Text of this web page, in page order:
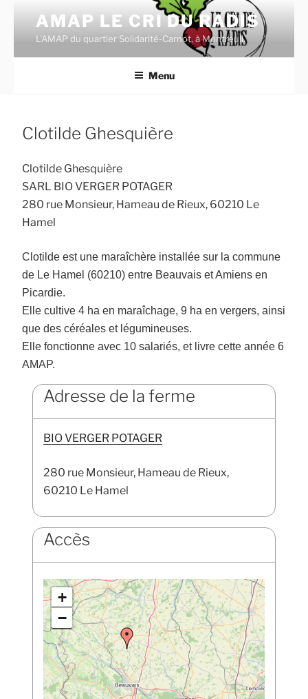
contenu
principal
AMAP LE CRI DU RADIS
L'AMAP du quartier Solidarité-Carnot, à Montreuil.
Menu
Clotilde Ghesquière
Clotilde Ghesquière
SARL BIO VERGER POTAGER
280 rue Monsieur, Hameau de Rieux, 60210 Le
Hamel
Clotilde est une maraîchère installée sur la commune
de Le Hamel (60210) entre Beauvais etAmiens en
Picardie.
Elle cultive 4 ha en maraîchage, 9 ha en vergers, ainsi
que des céréales et légumineuses.
Elle fonctionne avec 10 salariés, et livre cette année 6
AMAP.
Adresse de la ferme
BIO VERGER POTAGER
280 rue Monsieur, Hameau de Rieux,
60210 Le Hamel
Accès
+
−